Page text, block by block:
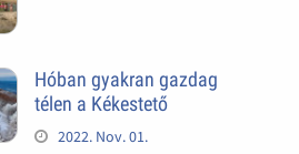
Hóban gyakran gazdag
télen a Kékestető
2022. Nov. 01.